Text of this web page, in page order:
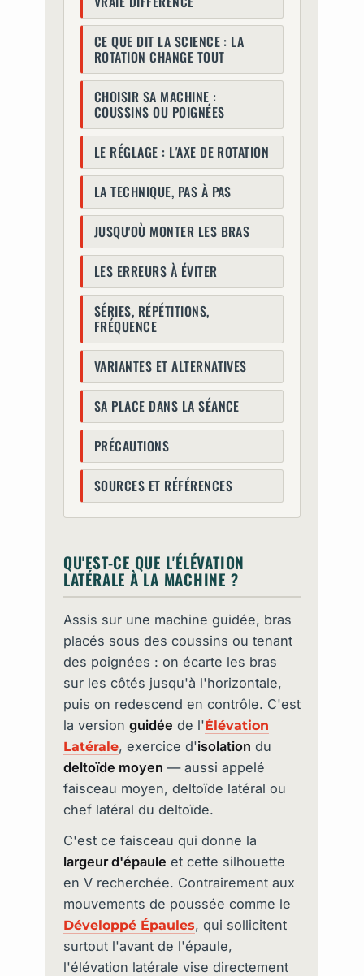
CE QUE DIT LA SCIENCE : LA
ROTATION CHANGE TOUT
CHOISIR SA MACHINE :
COUSSINS OU POIGNÉES
LE RÉGLAGE : L'AXE DE ROTATION
LA TECHNIQUE, PAS À PAS
JUSQU'OÙ MONTER LES BRAS
LES ERREURS À ÉVITER
SÉRIES, RÉPÉTITIONS,
FRÉQUENCE
VARIANTES ET ALTERNATIVES
SA PLACE DANS LA SÉANCE
PRÉCAUTIONS
SOURCES ET RÉFÉRENCES
QU'EST-CE QUE L'ÉLÉVATION
LATÉRALE À LA MACHINE ?
Assis sur une machine guidée, bras
placés sous des coussins ou tenant
des poignées : on écarte les bras
sur les côtés jusqu'à l'horizontale,
puis on redescend en contrôle. C'est
la version guidée de l'Élévation
Latérale, exercice d'isolation du
deltoïde moyen — aussi appelé
faisceau moyen, deltoïde latéral ou
chef latéral du deltoïde.
C'est ce faisceau qui donne la
largeur d'épaule et cette silhouette
en V recherchée. Contrairement aux
mouvements de poussée comme le
Développé Épaules, qui sollicitent
surtout l'avant de l'épaule,
l'élévation latérale vise directement